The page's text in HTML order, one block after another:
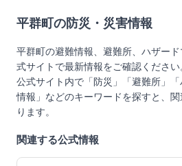
平群町 の防災・災害情報
平群町の避難情報、避難所、ハザード
式サイトで最新情報をご確認ください
公式サイト内で「防災」「避難所」
情報」などのキーワードを探すと、
ります。
関連する公式情報